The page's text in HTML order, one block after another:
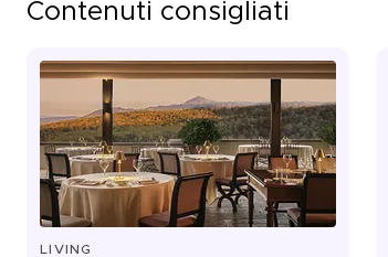
Contenuti consigliati
LIVING